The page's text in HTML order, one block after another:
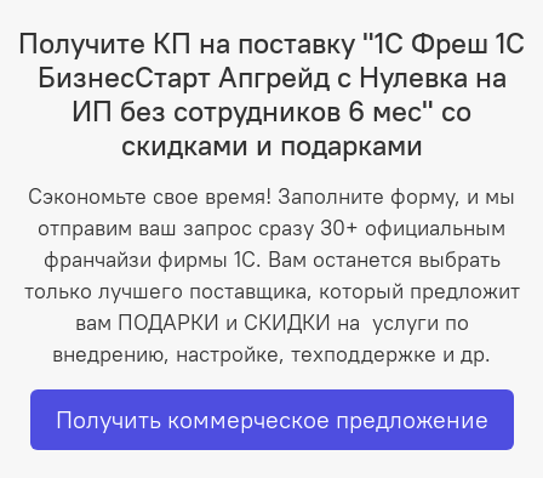
Получите КП на поставку "1С Фреш 1С
БизнесСтарт Апгрейд с Нулевка на
ИП без сотрудников 6 мес" со
скидками и подарками
Сэкономьте свое время! Заполните форму, и мы
отправим ваш запрос сразу 30+ официальным
франчайзи фирмы 1С. Вам останется выбрать
только лучшего поставщика, который предложит
вам ПОДАРКИ и СКИДКИ на услуги по
внедрению, настройке, техподдержке и др.
Получить коммерческое предложение